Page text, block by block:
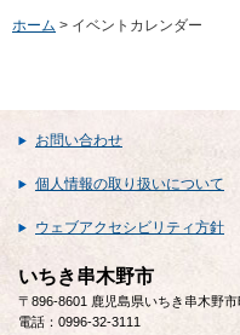
ホーム > イベントカレンダー
お問い合わせ
個人情報の取り扱いについて
ウェブアクセシビリティ方針
いちき串木野市
〒896-8601 鹿児島県いちき串木野市
電話：0996-32-3111